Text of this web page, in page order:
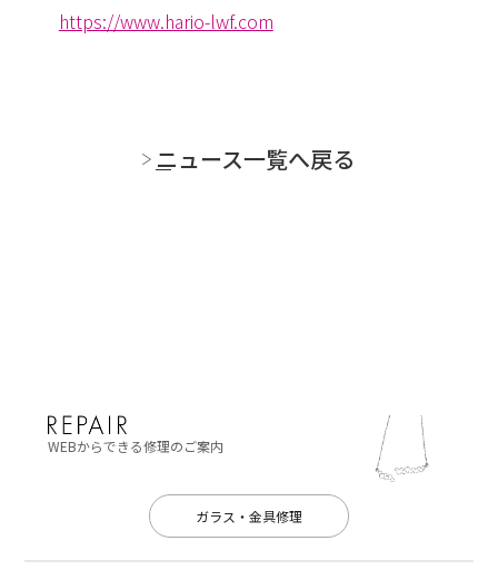
https://www.hario-lwf.com
ニュース一覧へ戻る
WEBからできる修理のご案内
ガラス・金具修理